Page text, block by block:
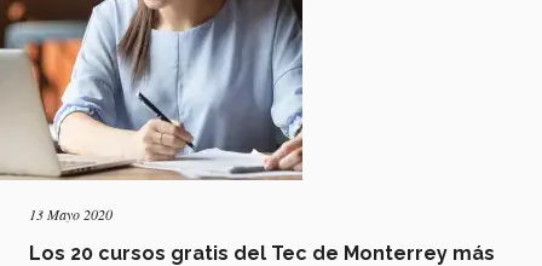
13 Mayo 2020
Los 20 cursos gratis del Tec de Monterrey más